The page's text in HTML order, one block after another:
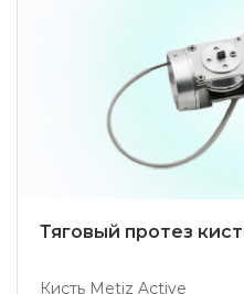
Тяговый протез
Кисть Metiz Active